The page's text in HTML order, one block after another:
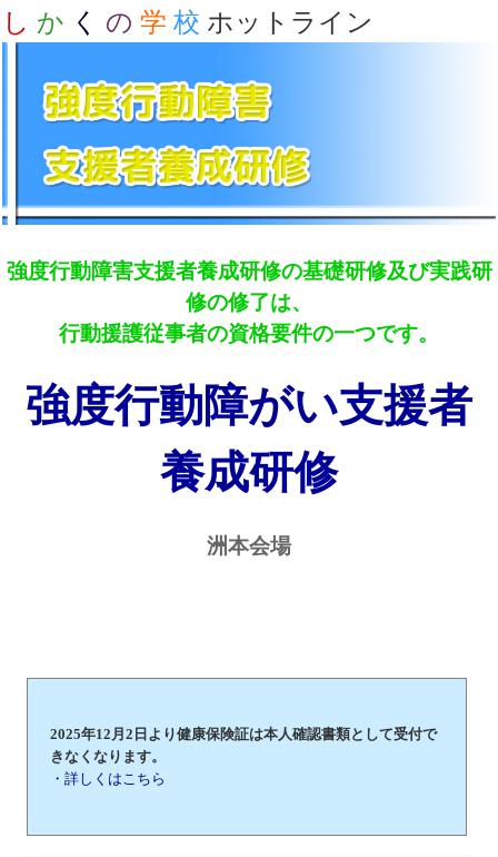
し か く の 学 校 ホットライン
強度行動障害支援者養成研修の基礎研修及び実践研
修の修了は、
行動援護従事者の資格要件の一つです。
強度行動障がい支援者
養成研修
洲本会場
2025年12月2日より健康保険証は本人確認書類として受付で
きなくなります。
・詳しくはこちら